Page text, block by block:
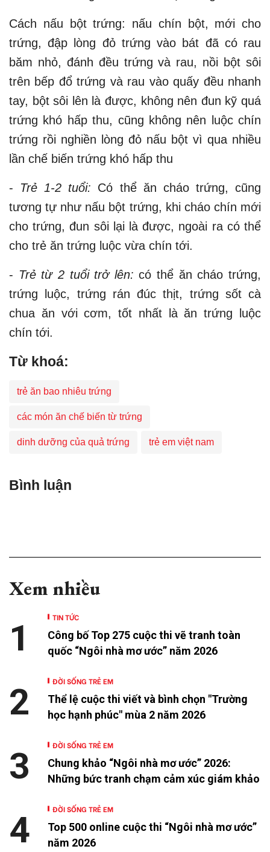
Cách nấu bột trứng: nấu chín bột, mới cho
trứng, đập lòng đỏ trứng vào bát đã có rau
băm nhỏ, đánh đều trứng và rau, nồi bột sôi
trên bếp đổ trứng và rau vào quấy đều nhanh
tay, bột sôi lên là được, không nên đun kỹ quá
trứng khó hấp thu, cũng không nên luộc chín
trứng rồi nghiền lòng đỏ nấu bột vì qua nhiều
lần chế biến trứng khó hấp thu
- Trẻ 1-2 tuổi: Có thể ăn cháo trứng, cũng
tương tự như nấu bột trứng, khi cháo chín mới
cho trứng, đun sôi lại là được, ngoài ra có thể
cho trẻ ăn trứng luộc vừa chín tới.
- Trẻ từ 2 tuổi trở lên: có thể ăn cháo trứng,
trứng luộc, trứng rán đúc thịt, trứng sốt cà
chua ăn với cơm, tốt nhất là ăn trứng luộc
chín tới.​
Từ khoá:
trẻ ăn bao nhiêu trứng
các món ăn chế biến từ trứng
dinh dưỡng của quả trứng trẻ em việt nam
Bình luận
Xem nhiều
TIN TỨC
Công bố Top 275 cuộc thi vẽ tranh toàn
quốc “Ngôi nhà mơ ước” năm 2026
1
ĐỜI SỐNG TRẺ EM
Thể lệ cuộc thi viết và bình chọn "Trường
học hạnh phúc" mùa 2 năm 2026
2
ĐỜI SỐNG TRẺ EM
Chung khảo “Ngôi nhà mơ ước” 2026:
Những bức tranh chạm cảm xúc giám khảo
3
ĐỜI SỐNG TRẺ EM
Top 500 online cuộc thi “Ngôi nhà mơ ước”
năm 2026
4